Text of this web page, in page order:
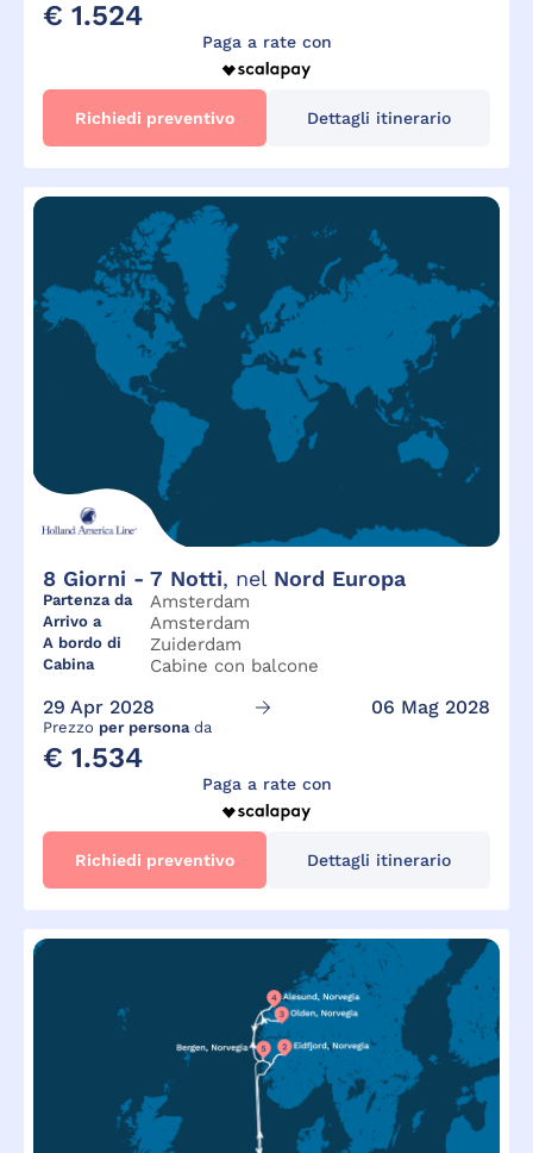
€ 1.524
Paga a rate con
Richiedi preventivo Dettagli itinerario
8 Giorni - 7 Notti, nel Nord Europa
Partenza da Amsterdam
Arrivo a Amsterdam
A bordo di Zuiderdam
Cabina Cabine con balcone
29 Apr 2028 06 Mag 2028
Prezzo per personada
€ 1.534
Paga a rate con
Richiedi preventivo Dettagli itinerario